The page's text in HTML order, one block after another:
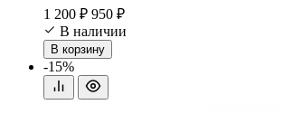
1 200 ₽ 950 ₽
В наличии
В корзину
-15%